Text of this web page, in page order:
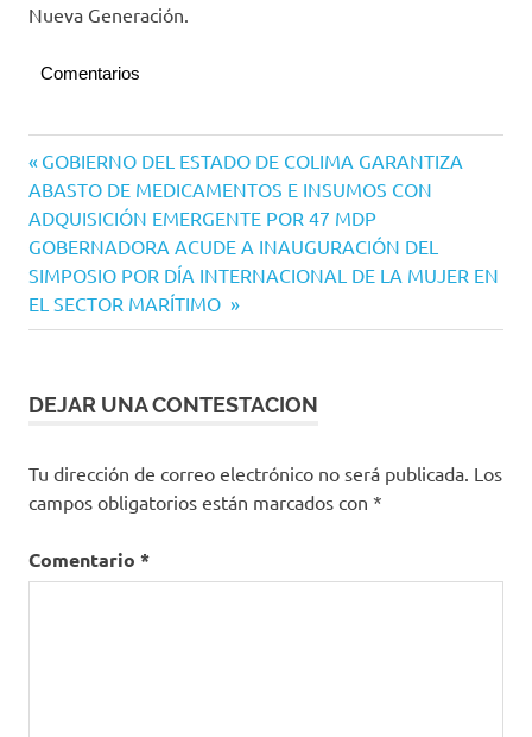
Nueva Generación.
Comentarios
Navegación
de
entradas
Entrada
anterior:
GOBIERNO DEL ESTADO DE COLIMA GARANTIZA
ABASTO DE MEDICAMENTOS E INSUMOS CON
ADQUISICIÓN EMERGENTE POR 47 MDP
Siguiente
entrada:
GOBERNADORA ACUDE A INAUGURACIÓN DEL
SIMPOSIO POR DÍA INTERNACIONAL DE LA MUJER EN
EL SECTOR MARÍTIMO
DEJAR UNA CONTESTACION
Tu dirección de correo electrónico no será publicada. Los
campos obligatorios están marcados con *
Comentario *